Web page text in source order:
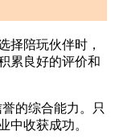
择陪玩伙伴时，
累良好的评价和
的综合能力。只
中收获成功。